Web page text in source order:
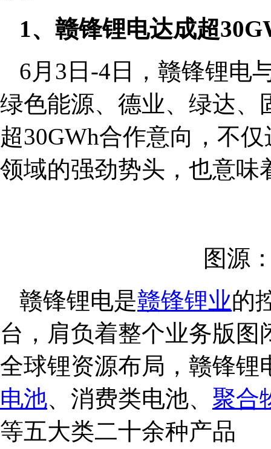
1、赣锋锂电达成超
6月3日-4日，赣锋锂电
绿色能源、德业、绿达、
超30GWh合作意向，不
领域的强劲势头，也意味
图源
赣锋锂电是赣锋锂业的
台，肩负着整个业务版
全球锂资源布局，赣锋锂
电池、消费类电池、 聚合
等五大类二十余种产品